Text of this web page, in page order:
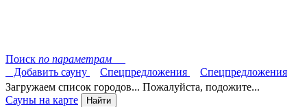
Поиск по параметрам
Добавить сауну
Спецпредложения
Спецпредложения
Загружаем список городов... Пожалуйста, подожите...
Сауны на карте
Найти